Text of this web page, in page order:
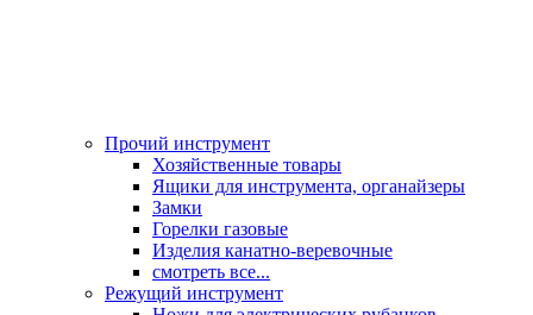
Прочий инструмент
Хозяйственные товары
Ящики для инструмента, органайзеры
Замки
Горелки газовые
Изделия канатно-веревочные
смотреть все...
Режущий инструмент